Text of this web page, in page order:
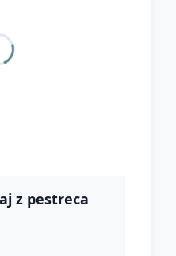
z pestreca